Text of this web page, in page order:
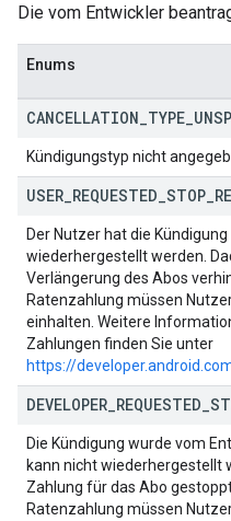
Die vom Entwickler
Enums
CANCELLATION TYPE
Kündigungstyp nicht
USER REQUESTED STOP
Der Nutzer hat die
wiederhergestellt werden.
Verlängerung des Abos
Ratenzahlung müssen
einhalten. Weitere
Zahlungen finden Sie unter
https://
DEVELOPER REQUESTED
Die Kündigung wurde vom
kann nicht wiederhergestellt
Zahlung für das Abo
Ratenzahlung müssen